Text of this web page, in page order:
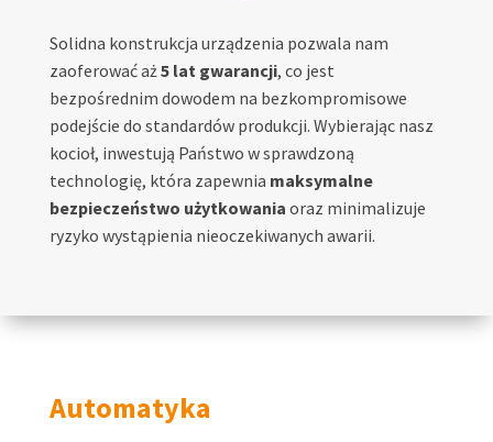
Solidna konstrukcja urządzenia pozwala nam
zaoferować aż5 lat gwarancji, co jest
bezpośrednim dowodem na bezkompromisowe
podejście do standardów produkcji. Wybierając nasz
kocioł, inwestują Państwo w sprawdzoną
technologię, która zapewnia maksymalne
bezpieczeństwo użytkowania oraz minimalizuje
ryzyko wystąpienia nieoczekiwanych awarii.
Automatyka